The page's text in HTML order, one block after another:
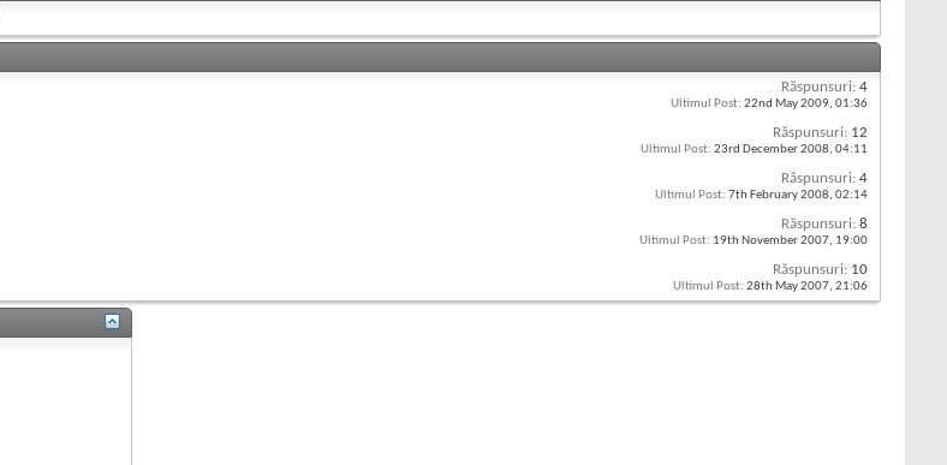
Răspunsuri: 4
Ultimul Post: 22nd May 2009, 01:36
Răspunsuri: 12
Ultimul Post: 23rd December 2008, 04:11
Răspunsuri: 4
Ultimul Post: 7th February 2008, 02:14
Răspunsuri: 8
Ultimul Post: 19th November 2007, 19:00
Răspunsuri: 10
Ultimul Post: 28th May 2007, 21:06